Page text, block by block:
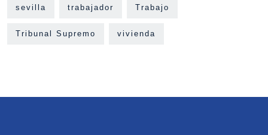
sevilla trabajador Trabajo
Tribunal Supremo vivienda